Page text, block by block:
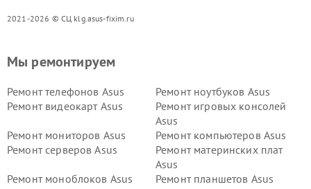
2021-2026 © СЦ klg.asus-fixim.ru
Мы ремонтируем
Ремонт телефонов Asus
Ремонт ноутбуков Asus
Ремонт видеокарт Asus
Ремонт игровых консолей
Asus
Ремонт мониторов Asus
Ремонт компьютеров Asus
Ремонт серверов Asus
Ремонт материнских плат
Asus
Ремонт моноблоков Asus
Ремонт планшетов Asus